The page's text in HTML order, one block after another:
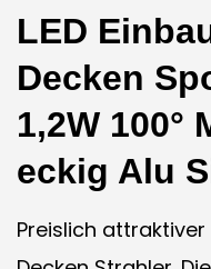
LED
Decken
1,2W 100°
eckig Alu
Preislich